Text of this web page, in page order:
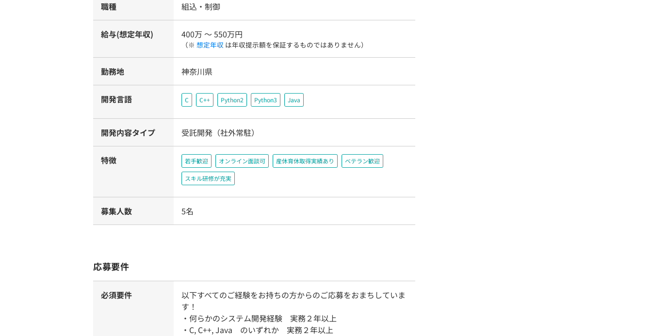
職種 組込・制御
給与(想定年収) 400万 〜 550万円
（※ 想定年収 は年収提示額を保証するものではありません）
勤務地 神奈川県
開発言語 C C++ Python2 Python3 Java
開発内容タイプ 受託開発（社外常駐）
特徴 若手歓迎 オンライン面談可 産休育休取得実績あり ベテラン歓迎
スキル研修が充実
募集人数 5名
応募要件
必須要件
以下すべてのご経験をお持ちの方からのご応募をおまちしていま
す！
・何らかのシステム開発経験 実務２年以上
・C, C++, Java のいずれか 実務２年以上